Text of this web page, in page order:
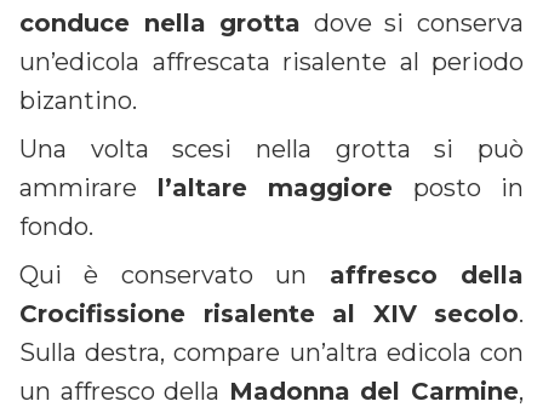
conduce nella grotta dove si conserva
un’edicola affrescata risalente al periodo
bizantino.
Una volta scesi nella grotta si può
ammirare l’altare maggiore posto in
fondo.
Qui è conservato un affresco della
Crocifissione risalente al XIV secolo.
Sulla destra, compare un’altra edicola con
un affresco della Madonna del Carmine,